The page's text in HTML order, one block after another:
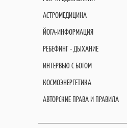
АСТРОМЕДИЦИНА
ЙОГА-ИНФОРМАЦИЯ
РЕБЕФИНГ - ДЫХАНИЕ
ИНТЕРВЬЮ С БОГОМ
КОСМОЭНЕРГЕТИКА
АВТОРСКИЕ ПРАВА И ПРАВИЛА